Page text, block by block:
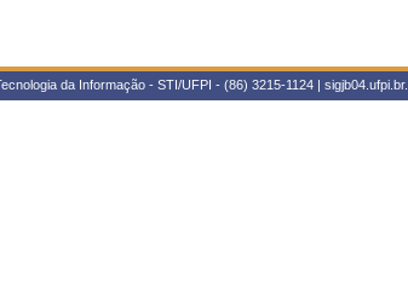
da Informação - STI/UFPI - (86) 3215-1124 |